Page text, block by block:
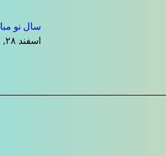
سال نو
اسفند ۲۸, ۱۴۰۳